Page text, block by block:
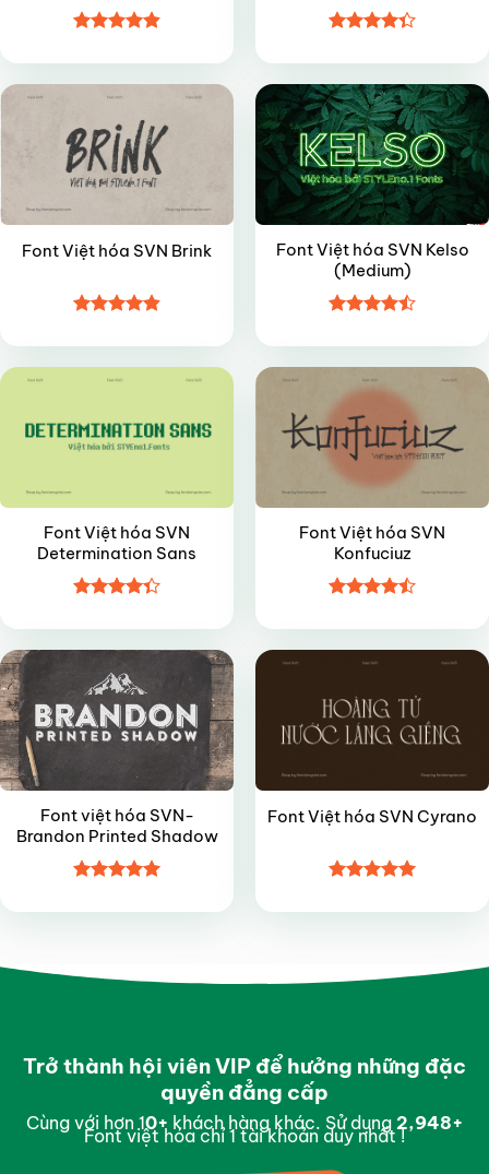
hạng4.85
5 sao
hạng4.35
5 sao
Font Việt hóa SVN Brink
hạng4.85
5 sao
Font Việt hóa SVN Kelso
(Medium)
hạng4.5
5 sao
Font Việt hóa SVN
Determination Sans
hạng4.35
5 sao
Font Việt hóa SVN
Konfuciuz
hạng4.45
5 sao
Font việt hóa SVN-
Brandon Printed Shadow
hạng55
Font Việt hóa SVN Cyrano
hạng55
Trở thành hội viên VIP để hưởng những đặc
quyền đẳng cấp
Cùng với hơn 10+ khách hàng khác. Sử dụng 2,997+
Font việt hóa chỉ 1 tài khoản duy nhất !